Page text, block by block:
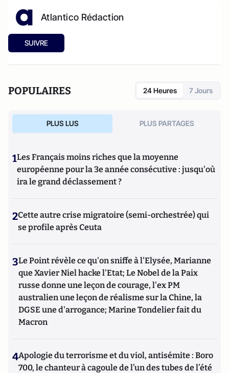
Atlantico Rédaction
SUIVRE
POPULAIRES 24 Heures 7 Jours
PLUS LUS PLUS PARTAGES
1Les Français moins riches que la moyenne
européenne pour la 3e année consécutive : jusqu'où
ira le grand déclassement ?
2Cette autre crise migratoire (semi-orchestrée) qui
se profile après Ceuta
3Le Point révèle ce qu'on sniffe à l'Elysée, Marianne
que Xavier Niel hacke l'Etat; Le Nobel de la Paix
russe donne une leçon de courage, l'ex PM
australien une leçon de réalisme sur la Chine, la
DGSE une d'arrogance; Marine Tondelier fait du
Macron
4Apologie du terrorisme et du viol, antisémite : Boro
700, le chanteur à cagoule de l’un des tubes de l’été